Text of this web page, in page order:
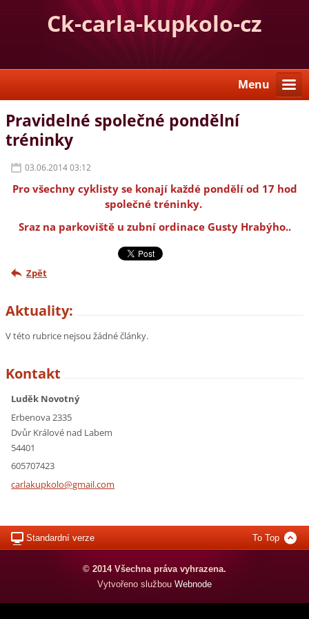
Ck-carla-kupkolo-cz
Menu
Pravidelné společné pondělní
tréninky
03.06.2014 03:12
Pro všechny cyklisty se konají každépondělí od 17 hod
společné tréninky.
Sraz na parkoviště u zubní ordinace Gusty Hrabýho..
Zpět
Aktuality:
V této rubrice nejsou žádné články.
Kontakt
Luděk Novotný
Erbenova 2335
Dvůr Králové nad Labem
54401
605707423
carlakupkolo@gmail.com
Standardní verze To Top
© 2014 Všechna práva vyhrazena.
Vytvořeno službou Webnode